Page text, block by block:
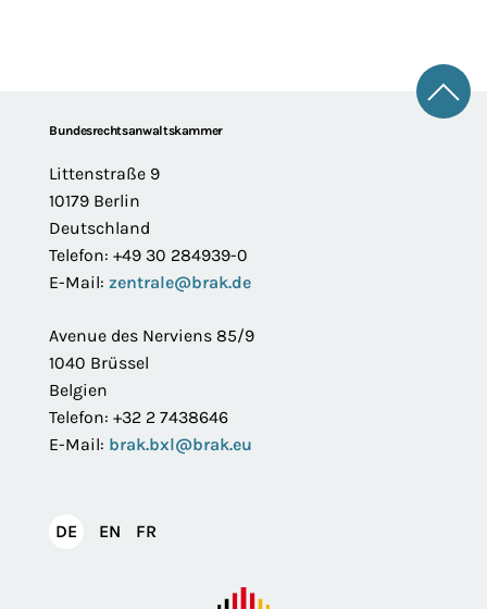
FooterBundesrechtsanwaltskammer
Littenstraße 9
10179 Berlin
Deutschland
Telefon: +49 30 284939-0
E-Mail: zentrale@brak.de
Avenue des Nerviens 85/9
1040 Brüssel
Belgien
Telefon: +32 2 7438646
E-Mail: brak.bxl@brak.eu
DEDeutsch
EN English
FR